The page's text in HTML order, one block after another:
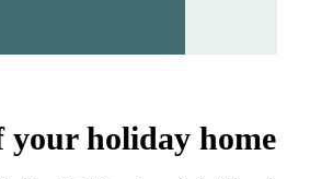
your holiday home